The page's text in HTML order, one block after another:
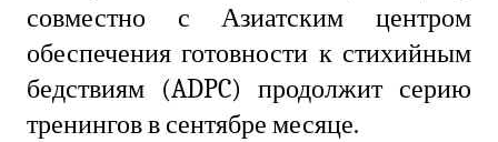
совместно с Азиатским центром
обеспечения готовности к стихийным
бедствиям (ADPC) продолжит серию
тренингов в сентябре месяце.